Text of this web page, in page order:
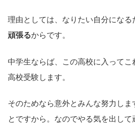
理由としては、なりたい自分になる
頑張るからです。
中学生ならば、この高校に入って
高校受験します。
そのためなら意外とみんな努力しま
とですから。なのでやる気を出して